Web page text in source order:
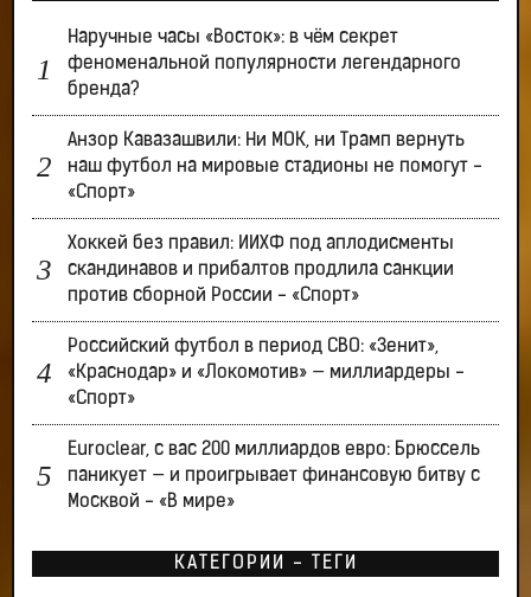
Наручные часы «Восток»: в чём секрет
феноменальной популярности легендарного
бренда?
Анзор Кавазашвили: Ни МОК, ни Трамп вернуть
наш футбол на мировые стадионы не помогут -
«Спорт»
Хоккей без правил: ИИХФ под аплодисменты
скандинавов и прибалтов продлила санкции
против сборной России - «Спорт»
Российский футбол в период СВО: «Зенит»,
«Краснодар» и «Локомотив» — миллиардеры -
«Спорт»
Euroclear, с вас 200 миллиардов евро: Брюссель
паникует — и проигрывает финансовую битву с
Москвой - «В мире»
КАТЕГОРИИ - ТЕГИ